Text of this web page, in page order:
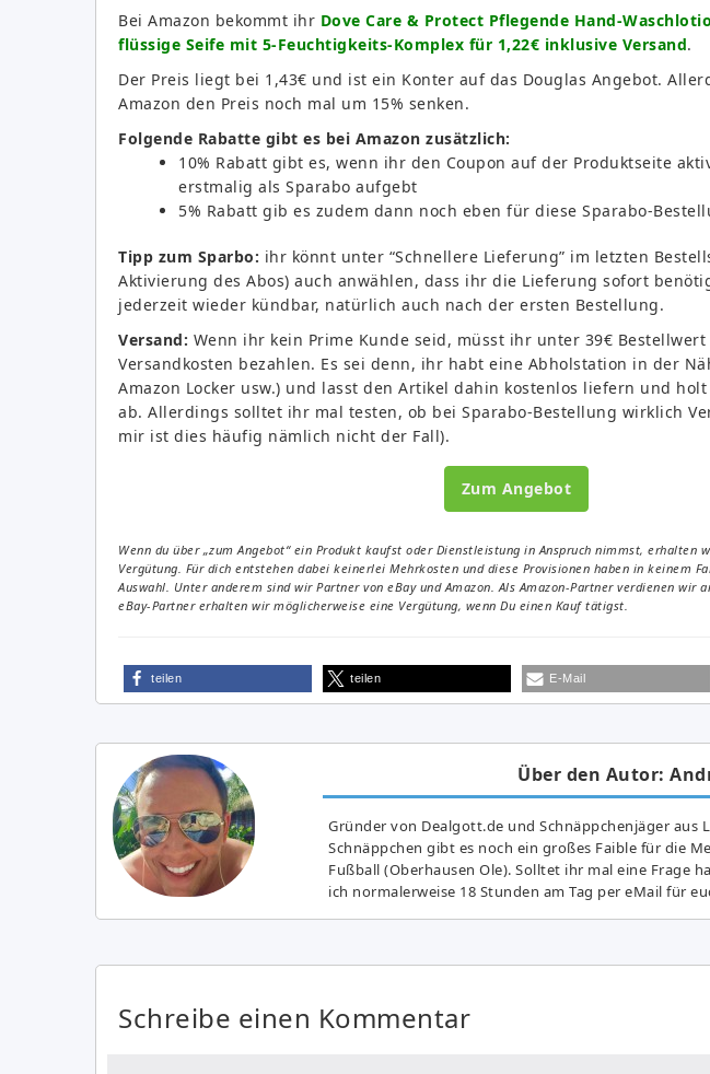
Bei Amazon bekommt ihr Dove Care & Protect Pflegende Hand-
flüssige Seife mit 5-Feuchtigkeits-Komplex für 1,22€ inklusive Versand.
Der Preis liegt bei 1,43€ und ist ein Konter auf das Douglas Angebot.
Amazon den Preis noch mal um 15% senken.
Folgende Rabatte gibt es bei Amazon zusätzlich:
10% Rabatt gibt es, wenn ihr den Coupon auf der Produktseite
erstmalig als Sparabo aufgebt
5% Rabatt gib es zudem dann noch eben für diese Sparabo-
Tipp zum Sparbo: ihr könnt unter “Schnellere Lieferung” im letzten
Aktivierung des Abos) auch anwählen, dass ihr die Lieferung sofort
jederzeit wieder kündbar, natürlich auch nach der ersten Bestellung.
Versand: Wenn ihr kein Prime Kunde seid, müsst ihr unter 39€ Bestellwert
Versandkosten bezahlen. Es sei denn, ihr habt eine Abholstation in der
Amazon Locker usw.) und lasst den Artikel dahin kostenlos liefern und
ab. Allerdings solltet ihr mal testen, ob bei Sparabo-Bestellung wirklich
mir ist dies häufig nämlich nicht der Fall).
Zum Angebot
Wenn du über „zum Angebot“ ein Produkt kaufst oder Dienstleistung in Anspruch nimmst, erhalten
Vergütung. Für dich entstehen dabei keinerlei Mehrkosten und diese Provisionen haben in keinem
Auswahl. Unter anderem sind wir Partner von eBay und Amazon. Als Amazon-Partner verdienen wir
eBay-Partner erhalten wir möglicherweise eine Vergütung, wenn Du einen Kauf tätigst.
teilen teilen E-Mail
Über den Autor:
Gründer von Dealgott.de und Schnäppchenjäger aus
Schnäppchen gibt es noch ein großes Fai­ble für die
Fußball (Oberhausen Ole). Solltet ihr mal eine Frage
ich normalerweise 18 Stunden am Tag per eMail für
Schreibe einen Kommentar